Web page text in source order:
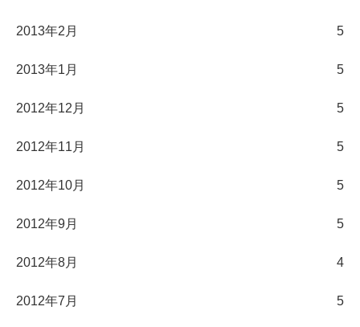
2013年2月 5
2013年1月 5
2012年12月 5
2012年11月 5
2012年10月 5
2012年9月 5
2012年8月 4
2012年7月 5